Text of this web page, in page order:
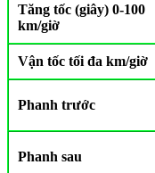
Tăng tốc (giây) 0-100
km/giờ
Vận tốc tối đa km/giờ
Phanh trước
Phanh sau